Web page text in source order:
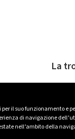
il suo funzionamento e
di navigazione
nell’ambito della
La